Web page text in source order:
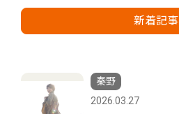
新着記事
秦野
2026.03.27